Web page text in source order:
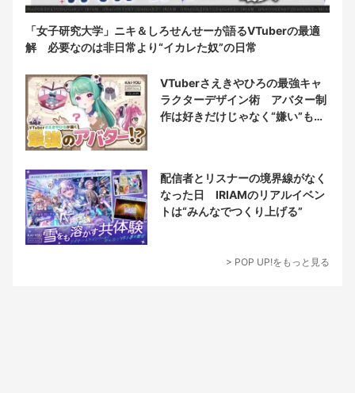
「女子研究大学」ニキ＆しろせんせーが語るVTuberの最適
解 必要なのは非日常より“イカレた奴”の日常
VTuberさえきやひろの最強キャ
ラクターデザイン術 アバター制
作は好きだけじゃなく“嫌い”もブ
配信者とリスナーの境界線がなく
なった日 IRIAMのリアルイベン
トは“みんなでつくり上げる”
> POP UP!をもっと見る